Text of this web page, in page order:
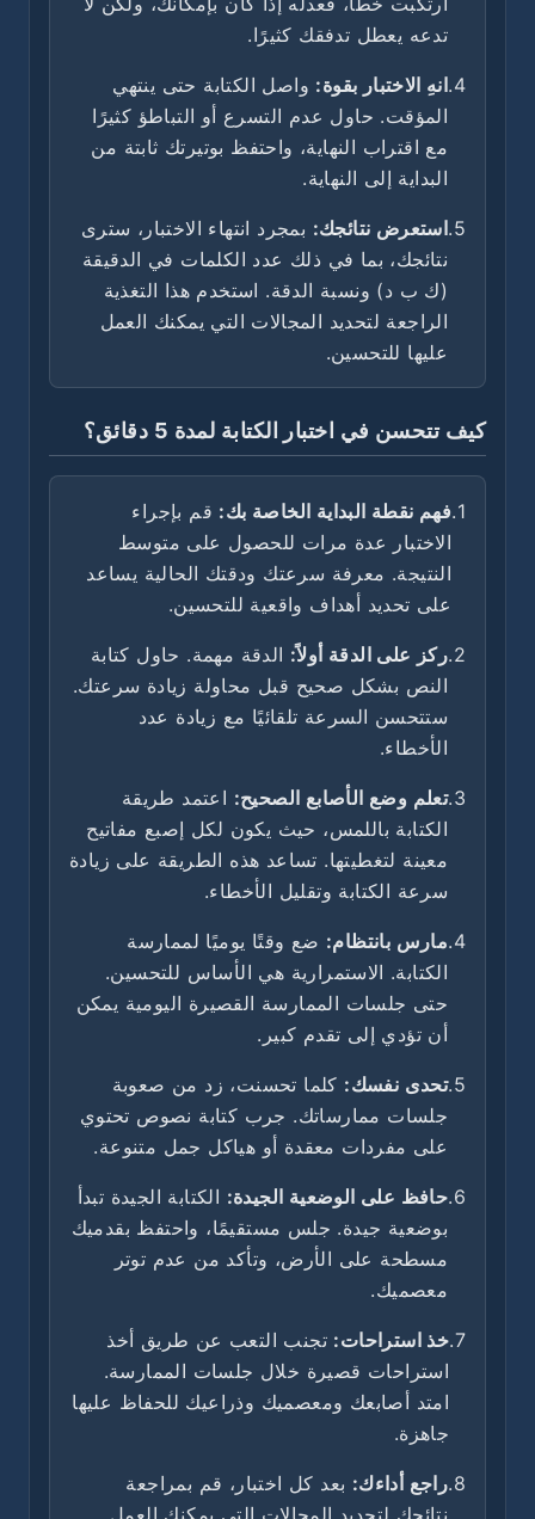
تدعه يعطل تدفقك كثيرًا.
4. انهِ الاختبار بقوة: واصل الكتابة حتى ينتهي
المؤقت. حاول عدم التسرع أو التباطؤ كثيرًا
مع اقتراب النهاية، واحتفظ بوتيرتك ثابتة من
البداية إلى النهاية.
5. استعرض نتائجك: بمجرد انتهاء الاختبار، سترى
نتائجك، بما في ذلك عدد الكلمات في الدقيقة
(ك ب د) ونسبة الدقة. استخدم هذا التغذية
الراجعة لتحديد المجالات التي يمكنك العمل
عليها للتحسين.
كيف تتحسن في اختبار الكتابة لمدة 5 دقائق؟
1. فهم نقطة البداية الخاصة بك: قم بإجراء
الاختبار عدة مرات للحصول على متوسط
النتيجة. معرفة سرعتك ودقتك الحالية يساعد
على تحديد أهداف واقعية للتحسين.
2. ركز على الدقة أولاً: الدقة مهمة. حاول كتابة
النص بشكل صحيح قبل محاولة زيادة سرعتك.
ستتحسن السرعة تلقائيًا مع زيادة عدد
الأخطاء.
3. تعلم وضع الأصابع الصحيح: اعتمد طريقة
الكتابة باللمس، حيث يكون لكل إصبع مفاتيح
معينة لتغطيتها. تساعد هذه الطريقة على زيادة
سرعة الكتابة وتقليل الأخطاء.
4. مارس بانتظام: ضع وقتًا يوميًا لممارسة
الكتابة. الاستمرارية هي الأساس للتحسين.
حتى جلسات الممارسة القصيرة اليومية يمكن
أن تؤدي إلى تقدم كبير.
5. تحدى نفسك: كلما تحسنت، زد من صعوبة
جلسات ممارساتك. جرب كتابة نصوص تحتوي
على مفردات معقدة أو هياكل جمل متنوعة.
6. حافظ على الوضعية الجيدة: الكتابة الجيدة تبدأ
بوضعية جيدة. جلس مستقيمًا، واحتفظ بقدميك
مسطحة على الأرض، وتأكد من عدم توتر
معصميك.
7. خذ استراحات: تجنب التعب عن طريق أخذ
استراحات قصيرة خلال جلسات الممارسة.
امتد أصابعك ومعصميك وذراعيك للحفاظ عليها
جاهزة.
8. راجع أداءك: بعد كل اختبار، قم بمراجعة
نتائجك لتحديد المجالات التي يمكنك العمل